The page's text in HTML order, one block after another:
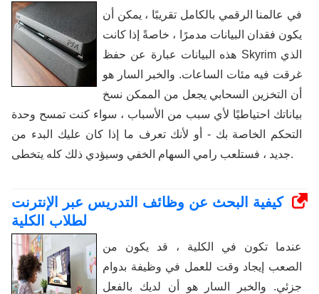
في عالمنا الرقمي بالكامل تقريبًا ، يمكن أن
يكون فقدان البيانات مدمرًا ، خاصةً إذا كانت
هذه البيانات عبارة عن حفظ Skyrim الذي
غرقت فيه مئات الساعات. والخبر السار هو
أن التخزين السحابي يجعل من الممكن نسخ
بياناتك احتياطيًا لأي سبب من الأسباب ، سواء كنت تمسح وحدة
التحكم الخاصة بك - أو لأنك تعرف ما إذا كان عليك البدء من
جديد ، فستلعب رامي السهام الخفي وسيؤدي ذلك كله يتخطى.
كيفية البحث عن وظائف التدريس عبر الإنترنت
لطلاب الكلية
عندما تكون في الكلية ، قد يكون من
الصعب إيجاد وقت للعمل في وظيفة بدوام
جزئي. والخبر السار هو أن لديك بالفعل